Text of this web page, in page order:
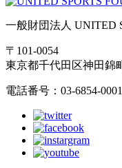
一般財団法人 UNITED
〒101-0054
東京都千代田区神田錦
電話番号：03-6854-